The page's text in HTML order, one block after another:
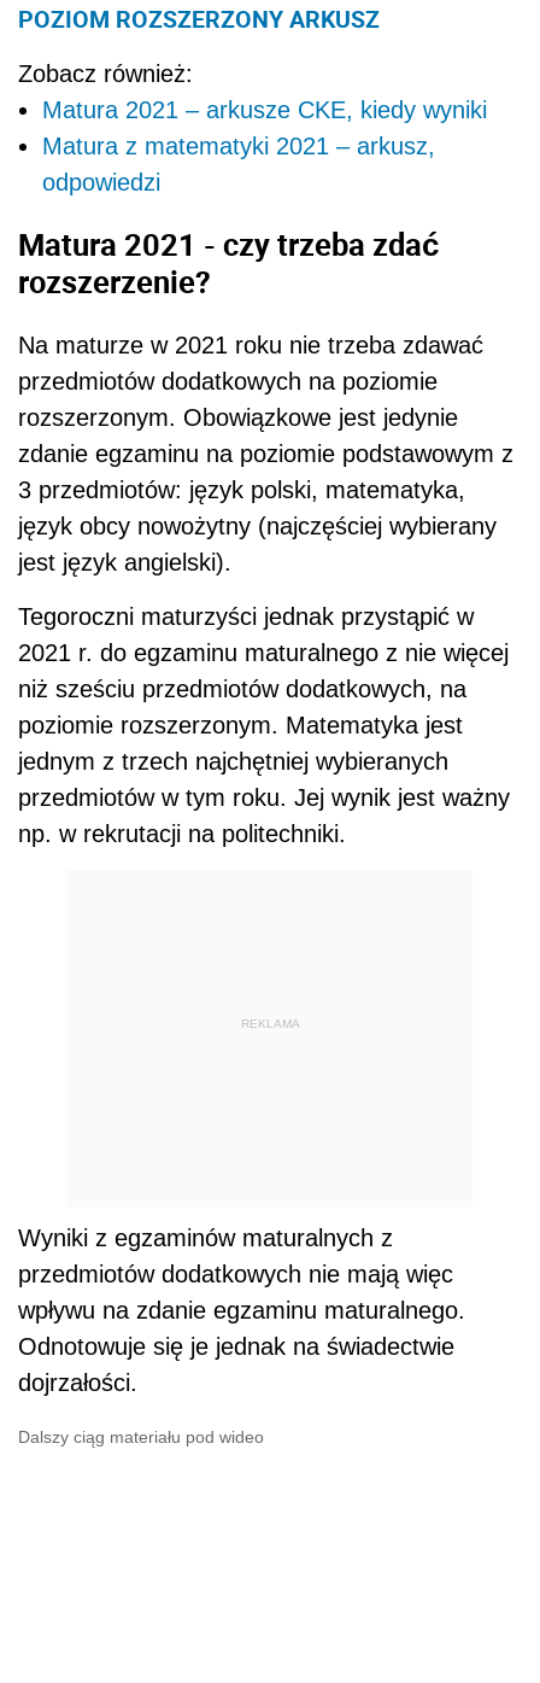
POZIOM ROZSZERZONY ARKUSZ
Zobacz również:
Matura 2021 – arkusze CKE, kiedy wyniki
Matura z matematyki 2021 – arkusz,
odpowiedzi
Matura 2021 - czy trzeba zdać
rozszerzenie?
Na maturze w 2021 roku nie trzeba zdawać
przedmiotów dodatkowych na poziomie
rozszerzonym. Obowiązkowe jest jedynie
zdanie egzaminu na poziomie podstawowym z
3 przedmiotów: język polski, matematyka,
język obcy nowożytny (najczęściej wybierany
jest język angielski).
Tegoroczni maturzyści jednak przystąpić w
2021 r. do egzaminu maturalnego z nie więcej
niż sześciu przedmiotów dodatkowych, na
poziomie rozszerzonym. Matematyka jest
jednym z trzech najchętniej wybieranych
przedmiotów w tym roku. Jej wynik jest ważny
np. w rekrutacji na politechniki.
REKLAMA
Wyniki z egzaminów maturalnych z
przedmiotów dodatkowych nie mają więc
wpływu na zdanie egzaminu maturalnego.
Odnotowuje się je jednak na świadectwie
dojrzałości.
Dalszy ciąg materiału pod wideo